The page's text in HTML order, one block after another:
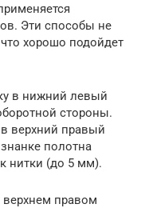
Эти способы не
хорошо подойдет
в нижний левый
стороны.
в верхний правый
полотна
нитки (до 5 мм).
верхнем правом